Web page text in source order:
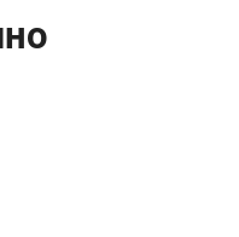
выживания в дикой
работа